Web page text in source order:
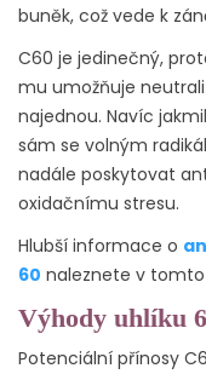
buněk, což vede k
C60 je jedinečný,
mu umožňuje
najednou. Navíc
sám se volným
nadále poskytovat
oxidačnímu stresu.
Hlubší informace o
60 naleznete v tomto
Výhody uhlíku
Potenciální přínosy